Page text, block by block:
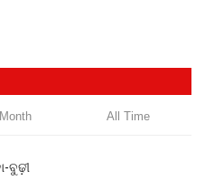
All Time
ବୁଢ଼ୀ